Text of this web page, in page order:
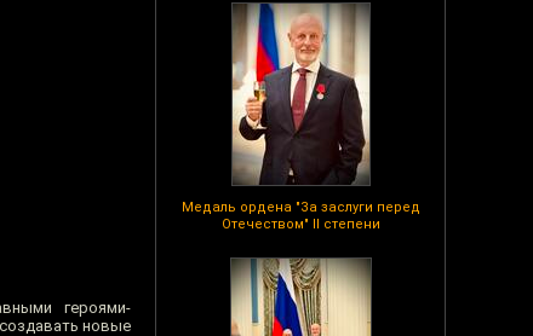
Медаль ордена "За заслуги перед
Отечеством" II степени
героями-
новые